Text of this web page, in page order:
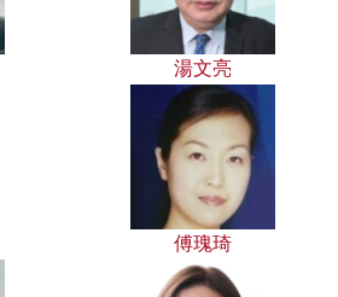
湯文亮
傅瑰琦